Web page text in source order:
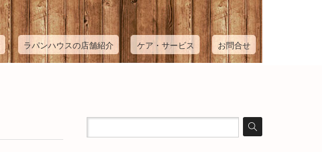
ラパンハウスの店舗紹介 ケア・サービス お問合せ